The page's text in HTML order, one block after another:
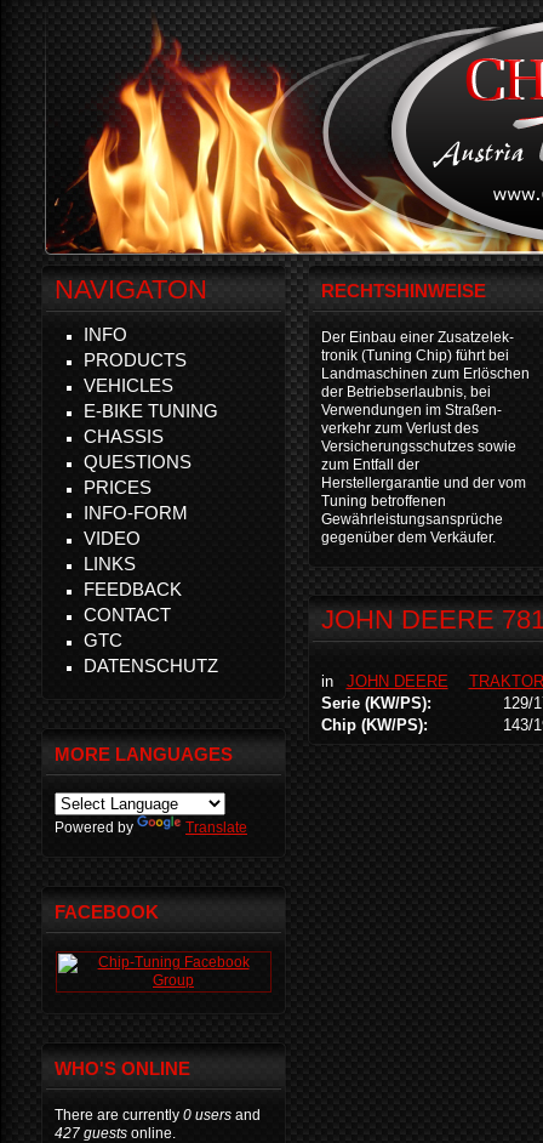
RECHTSHINWEISE
Der Einbau einer Zusatzelek-
tronik (Tuning Chip) führt bei
Landmaschinen zum Erlöschen
der Betriebserlaubnis, bei
Verwendungen im Straßen-
verkehr zum Verlust des
Versicherungsschutzes sowie
zum Entfall der
Herstellergarantie und der vom
Tuning betroffenen
Gewährleistungsansprüche
gegenüber dem Verkäufer.
JOHN DEERE
in JOHN DEERE
Serie (KW/PS):
129/
Chip (KW/PS):
143/
NAVIGATON
INFO
PRODUCTS
VEHICLES
E-BIKE TUNING
CHASSIS
QUESTIONS
PRICES
INFO-FORM
VIDEO
LINKS
FEEDBACK
CONTACT
GTC
DATENSCHUTZ
MORE LANGUAGES
Powered by Translate
FACEBOOK
WHO'S ONLINE
There are currently 0 users and
427 guests online.